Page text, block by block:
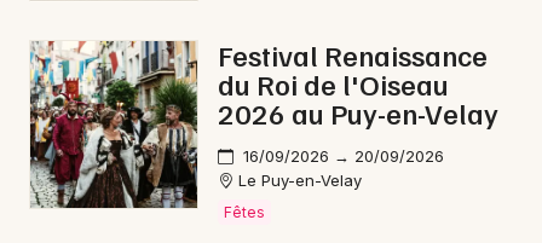
Pop / folk en Occitanie
Newsletter des sorties
Festival Renaissance
du Roi de l'Oiseau
2026 au Puy-en-Velay
16/09/2026 → 20/09/2026
Le Puy-en-Velay
Fêtes